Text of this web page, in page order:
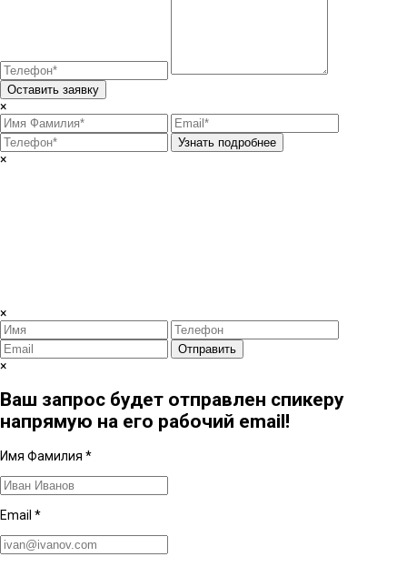
Оставить заявку
×
Узнать подробнее
×
×
Отправить
×
Ваш запрос будет отправлен спикеру
напрямую на его рабочий email!
Имя Фамилия *
Email *